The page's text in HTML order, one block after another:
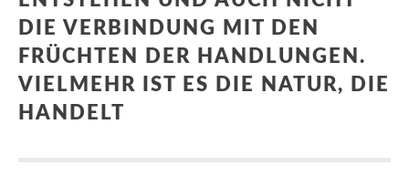
DIE VERBINDUNG MIT DEN
FRÜCHTEN DER HANDLUNGEN.
VIELMEHR IST ES DIE NATUR, DIE
HANDELT